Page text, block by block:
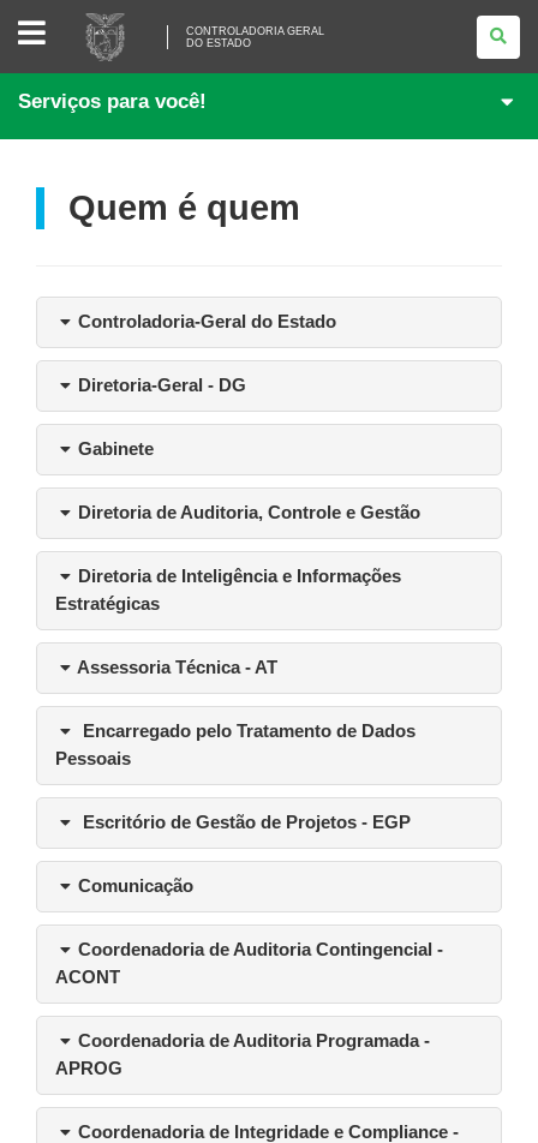
CONTROLADORIA
GERAL
DO
ESTADO
CONTROLADORIA GERAL
DO ESTADO
Serviços para você!
Quem é quem
Controladoria-Geral do Estado
Diretoria-Geral - DG
Gabinete
Diretoria de Auditoria, Controle e Gestão
Diretoria de Inteligência e Informações
Estratégicas
Assessoria Técnica - AT
Encarregado pelo Tratamento de Dados
Pessoais
Escritório de Gestão de Projetos - EGP
Comunicação
Coordenadoria de Auditoria Contingencial -
ACONT
Coordenadoria de Auditoria Programada -
APROG
Coordenadoria de Integridade e Compliance -